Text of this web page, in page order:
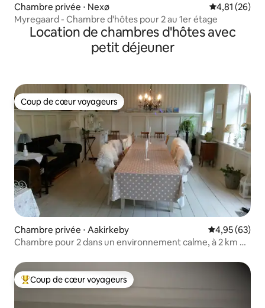
Chambre privée ⋅ Nexø Évaluation
4,81 (26)
Myregaard - Chambre d'hôtes pour 2 au 1er étage
Location de chambres d'hôtes avec
petit déjeuner
Coup de cœur voyageurs
Coup de cœur voyageurs
Chambre privée ⋅ Aakirkeby Évaluation
4,95 (63)
Chambre pour 2 dans un environnement calme, à 2 km de
Coups de cœur voyageurs les plus appréciés
Coup de cœur voyageurs